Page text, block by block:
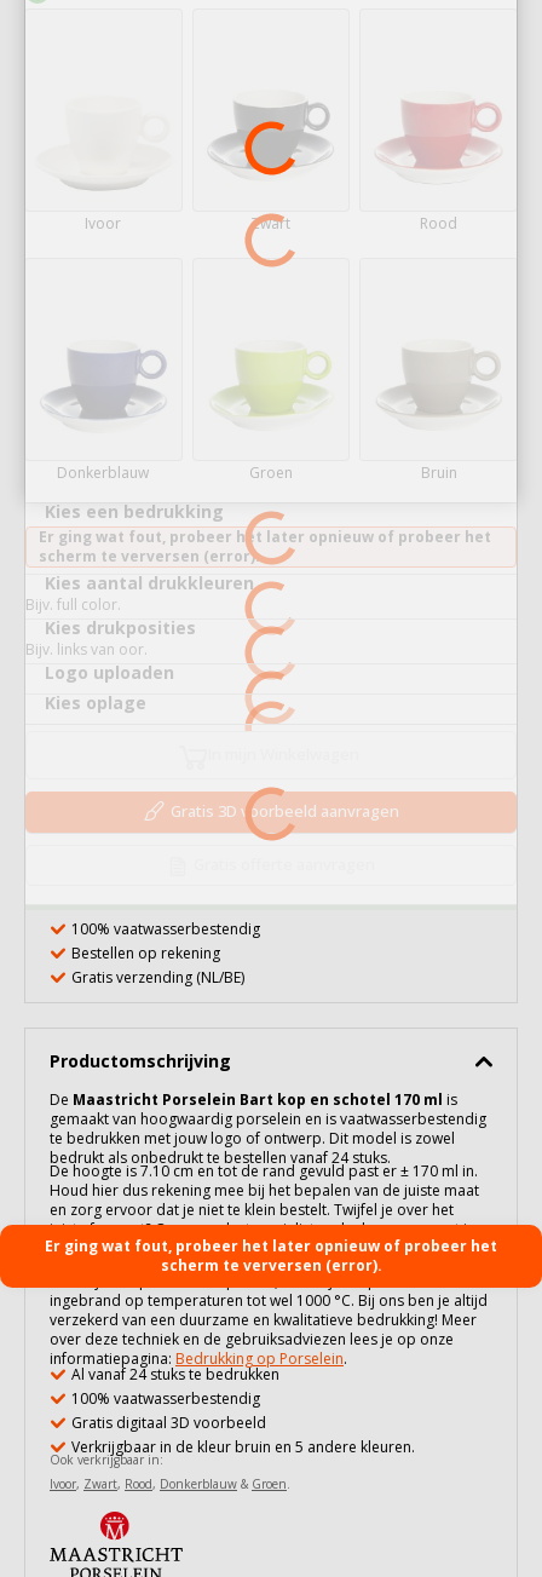
Ivoor Zwart Rood
Donkerblauw Groen Bruin
Kies een bedrukking
Er ging wat fout, probeer het later opnieuw of probeer het
scherm te verversen (error).
Kies aantal drukkleuren
Bijv. full color.
Kies drukposities
Bijv. links van oor.
Logo uploaden
Kies oplage
Gratis 3D voorbeeld aanvragen
100% vaatwasserbestendig
Bestellen op rekening
Gratis verzending (NL/BE)
Productomschrijving
De Maastricht Porselein Bart kop en schotel 170 ml is
gemaakt van hoogwaardig porselein en is vaatwasserbestendig
te bedrukken met jouw logo of ontwerp. Dit model is zowel
bedrukt als onbedrukt te bestellen vanaf 24 stuks.
De hoogte is 7.10 cm en tot de rand gevuld past er ± 170 ml in.
Houd hier dus rekening mee bij het bepalen van de juiste maat
en zorg ervoor dat je niet te klein bestelt. Twijfel je over het
juiste formaat? Onze productspecialisten denken graag met je
mee. Neem gerust contact met ons op.
Onze bedrukking opporseleingebeurt op ambachtelijke wijze.
ingebrand op temperaturen tot wel 1000 °C. Bij ons ben je altijd
verzekerd van een duurzame en kwalitatieve bedrukking! Meer
over deze techniek en de gebruiksadviezen lees je op onze
informatiepagina: Bedrukking op Porselein.
Al vanaf 24 stuks te bedrukken
100% vaatwasserbestendig
Gratis digitaal 3D voorbeeld
Verkrijgbaar in de kleur bruin en 5 andere kleuren.
Ook verkrijgbaar in:
Ivoor, Zwart, Rood, Donkerblauw & Groen
Er ging wat fout, probeer het later opnieuw of probeer het
scherm te verversen (error).